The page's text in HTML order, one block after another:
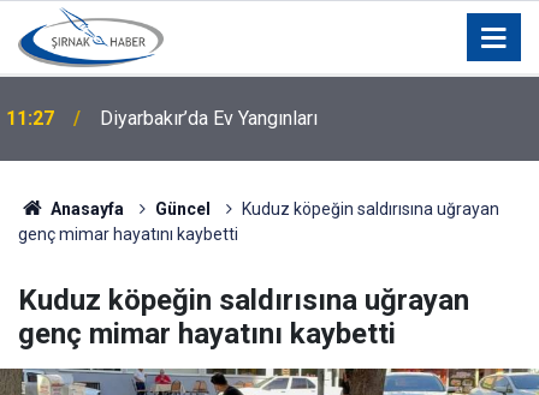
11:27 Diyarbakır’da Ev Yangınları
Anasayfa Güncel
Kuduz köpeğin saldırısına uğrayan
genç mimar hayatını kaybetti
Kuduz köpeğin saldırısına uğrayan
genç mimar hayatını kaybetti